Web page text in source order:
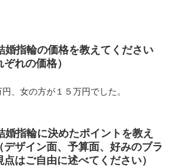
婚指輪の価格を教えてください
ぞれの価格）
、女の方が１５万円でした。
婚指輪に決めたポイントを教え
デザイン面、予算面、好みのブラ
はご自由に述べてください）